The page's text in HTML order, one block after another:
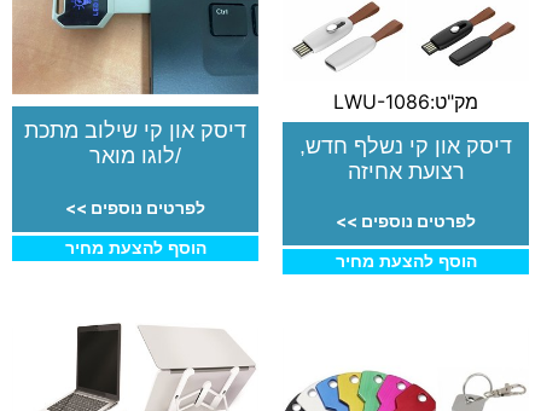
מק"ט:LWU-1086
דיסק און קי נשלף חדש,
רצועת אחיזה
לפרטים נוספים >>
הוסף להצעת מחיר
דיסק און קי שילוב מתכת
/לוגו מואר
לפרטים נוספים >>
הוסף להצעת מחיר